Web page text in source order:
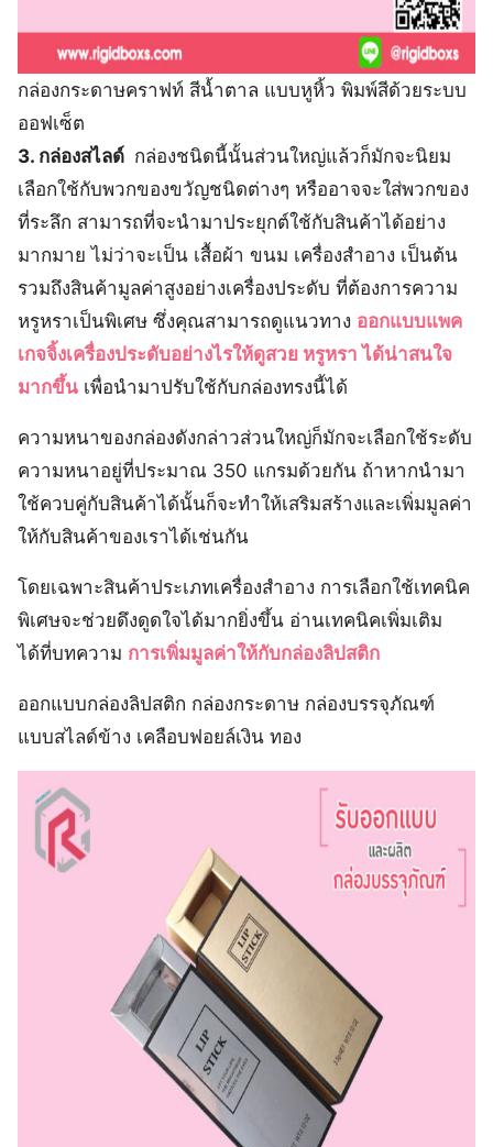
กล่องกระดาษคราฟท์ สีน้ำตาล แบบหูหิ้ว พิมพ์สีด้วยระบบ
ออฟเซ็ต
3. กล่องสไลด์ กล่องชนิดนี้นั้นส่วนใหญ่แล้วก็มักจะนิยม
เลือกใช้กับพวกของขวัญชนิดต่างๆ หรืออาจจะใส่พวกของ
ที่ระลึก สามารถที่จะนำมาประยุกต์ใช้กับสินค้าได้อย่าง
มากมาย ไม่ว่าจะเป็น เสื้อผ้า ขนม เครื่องสำอาง เป็นต้น
รวมถึงสินค้ามูลค่าสูงอย่างเครื่องประดับ ที่ต้องการความ
หรูหราเป็นพิเศษ ซึ่งคุณสามารถดูแนวทาง ออกแบบแพค
เกจจิ้งเครื่องประดับอย่างไรให้ดูสวย หรูหรา ได้น่าสนใจ
มากขึ้น เพื่อนำมาปรับใช้กับกล่องทรงนี้ได้
ความหนาของกล่องดังกล่าวส่วนใหญ่ก็มักจะเลือกใช้ระดับ
ความหนาอยู่ที่ประมาณ 350 แกรมด้วยกัน ถ้าหากนำมา
ใช้ควบคู่กับสินค้าได้นั้นก็จะทำให้เสริมสร้างและเพิ่มมูลค่า
ให้กับสินค้าของเราได้เช่นกัน
โดยเฉพาะสินค้าประเภทเครื่องสำอาง การเลือกใช้เทคนิค
พิเศษจะช่วยดึงดูดใจได้มากยิ่งขึ้น อ่านเทคนิคเพิ่มเติม
ได้ที่บทความ การเพิ่มมูลค่าให้กับกล่องลิปสติก
ออกแบบกล่องลิปสติก กล่องกระดาษ กล่องบรรจุภัณฑ์
แบบสไลด์ข้าง เคลือบฟอยล์เงิน ทอง